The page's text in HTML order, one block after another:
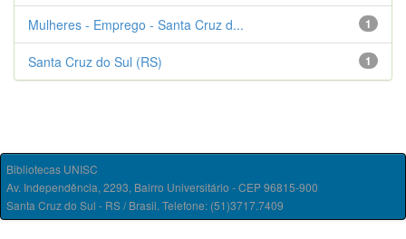
1
Mulheres - Emprego - Santa Cruz d...
1
Santa Cruz do Sul (RS)
Bibliotecas UNISC
Av. Independência, 2293, Bairro Universitário - CEP 96815-900
Santa Cruz do Sul - RS / Brasil. Telefone: (51)3717.7409